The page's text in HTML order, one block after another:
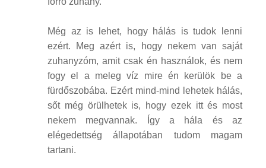
Még az is lehet, hogy hálás is tudok lenni
ezért. Meg azért is, hogy nekem van saját
zuhanyzóm, amit csak én használok, és nem
fogy el a meleg víz mire én kerülök be a
fürdőszobába. Ezért mind-mind lehetek hálás,
sőt még örülhetek is, hogy ezek itt és most
nekem megvannak. Így a hála és az
elégedettség állapotában tudom magam
tartani.